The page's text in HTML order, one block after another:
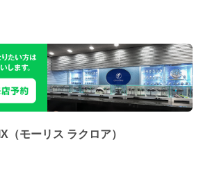
モーリス ラクロア）